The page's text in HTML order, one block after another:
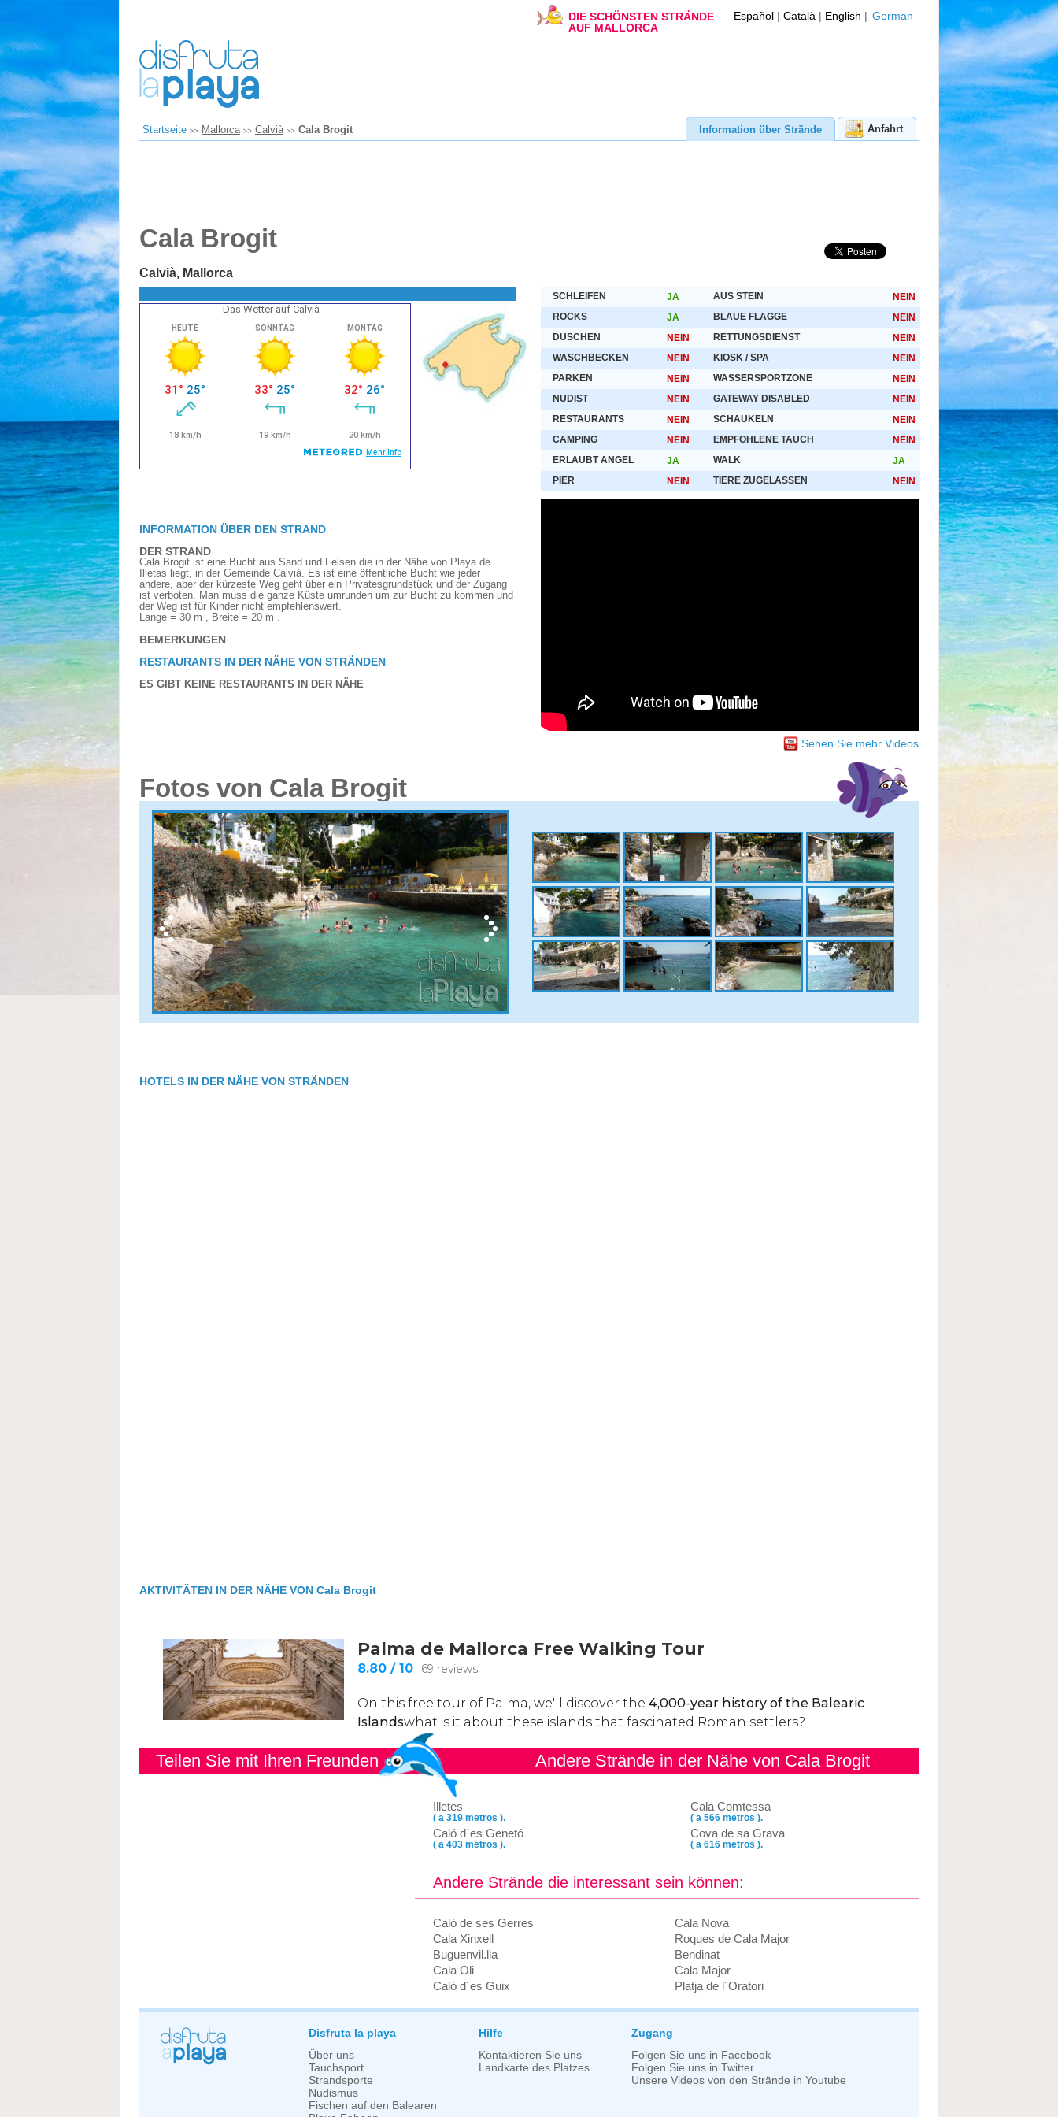
DIE SCHÖNSTEN STRÄNDE
AUF MALLORCA
Español Català English German
Startseite Mallorca Calvià Cala Brogit Information über Strände Anfahrt
Cala Brogit
Calvià, Mallorca
Das Wetter auf Calvià
INFORMATION ÜBER DEN STRAND
DER STRAND
Cala Brogit ist eine Bucht aus Sand und Felsen die in der Nähe von Playa de
Illetas liegt, in der Gemeinde Calvià. Es ist eine öffentliche Bucht wie jeder
andere, aber der kürzeste Weg geht über ein Privatesgrundstück und der Zugang
ist verboten. Man muss die ganze Küste umrunden um zur Bucht zu kommen und
der Weg ist für Kinder nicht empfehlenswert.
Länge = 30 m , Breite = 20 m .
BEMERKUNGEN
RESTAURANTS IN DER NÄHE VON STRÄNDEN
ES GIBT KEINE RESTAURANTS IN DER NÄHE
SCHLEIFEN JA AUS STEIN
NEIN
ROCKS
JA BLAUE FLAGGE
NEIN
DUSCHEN
NEIN RETTUNGSDIENST
NEIN
WASCHBECKEN
NEIN KIOSK / SPA
NEIN
PARKEN
NEIN WASSERSPORTZONE
NEIN
NUDIST
NEIN GATEWAY DISABLED
NEIN
RESTAURANTS
NEIN SCHAUKELN
NEIN
CAMPING
NEIN EMPFOHLENE TAUCH
NEIN
ERLAUBT ANGEL
JA WALK
JA
PIER
NEIN TIERE ZUGELASSEN NEIN
Sehen Sie mehr Videos
Fotos von Cala Brogit
HOTELS IN DER NÄHE VON STRÄNDEN
AKTIVITÄTEN IN DER NÄHE VON Cala Brogit
Teilen Sie mit Ihren Freunden Andere Strände in der Nähe von Cala Brogit
Illetes
( a 319 metros ).
Caló d´es Genetó
( a 403 metros ).
Cala Comtessa
( a 566 metros ).
Cova de sa Grava
( a 616 metros ).
Andere Strände die interessant sein können:
Caló de ses Gerres
Cala Xinxell
Buguenvil.lia
Cala Oli
Caló d´es Guix
Cala Nova
Roques de Cala Major
Bendinat
Cala Major
Platja de l´Oratori
Disfruta la playa
Über uns
Tauchsport
Strandsporte
Nudismus
Fischen auf den Balearen
Hilfe
Kontaktieren Sie uns
Landkarte des Platzes
Zugang
Folgen Sie uns in Facebook
Folgen Sie uns in Twitter
Unsere Videos von den Strände in Youtube